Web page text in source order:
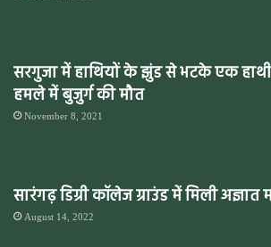
सरगुजा में हाथियों के झुंड से भटके एक हाथी
हमले में बुजुर्ग की मौत
November 8, 2021
सारंगढ़ डिग्री कॉलेज ग्राउंड में मिली
August 14, 2022